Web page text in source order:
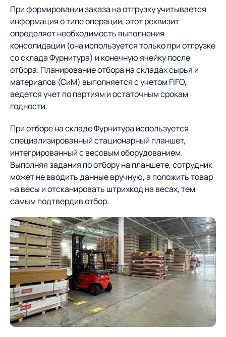
При формировании заказа на отгрузку учитывается
информация о типе операции, этот реквизит
определяет необходимость выполнения
консолидации (она используется только при отгрузке
со склада Фурнитура) и конечную ячейку после
отбора. Планирование отбора на складах сырья и
материалов (СиМ) выполняется с учетом FIFO,
ведется учет по партиям и остаточным срокам
годности.
При отборе на складе Фурнитура используется
специализированный стационарный планшет,
интегрированный с весовым оборудованием.
Выполняя задания по отбору на планшете, сотрудник
может не вводить данные вручную, а положить товар
на весы и отсканировать штрихкод на весах, тем
самым подтвердив отбор.